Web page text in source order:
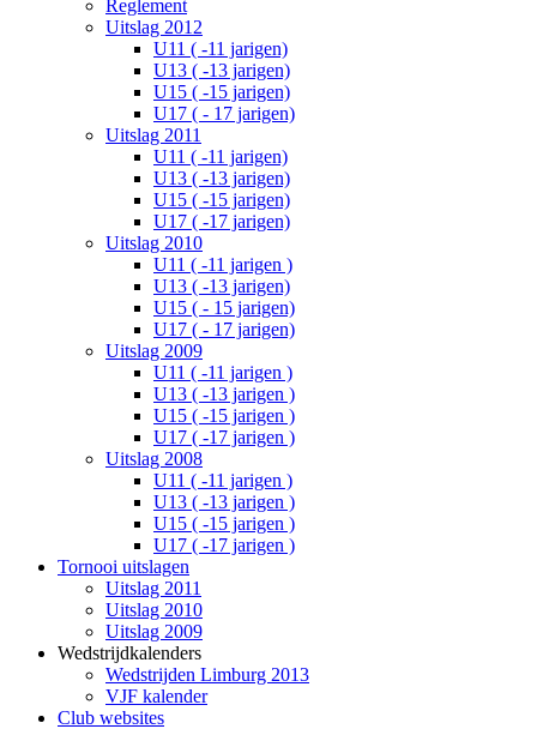
Reglement
Uitslag 2012
U11 ( -11 jarigen)
U13 ( -13 jarigen)
U15 ( -15 jarigen)
U17 ( - 17 jarigen)
Uitslag 2011
U11 ( -11 jarigen)
U13 ( -13 jarigen)
U15 ( -15 jarigen)
U17 ( -17 jarigen)
Uitslag 2010
U11 ( -11 jarigen )
U13 ( -13 jarigen)
U15 ( - 15 jarigen)
U17 ( - 17 jarigen)
Uitslag 2009
U11 ( -11 jarigen )
U13 ( -13 jarigen )
U15 ( -15 jarigen )
U17 ( -17 jarigen )
Uitslag 2008
U11 ( -11 jarigen )
U13 ( -13 jarigen )
U15 ( -15 jarigen )
U17 ( -17 jarigen )
Tornooi uitslagen
Uitslag 2011
Uitslag 2010
Uitslag 2009
Wedstrijdkalenders
Wedstrijden Limburg 2013
VJF kalender
Club websites